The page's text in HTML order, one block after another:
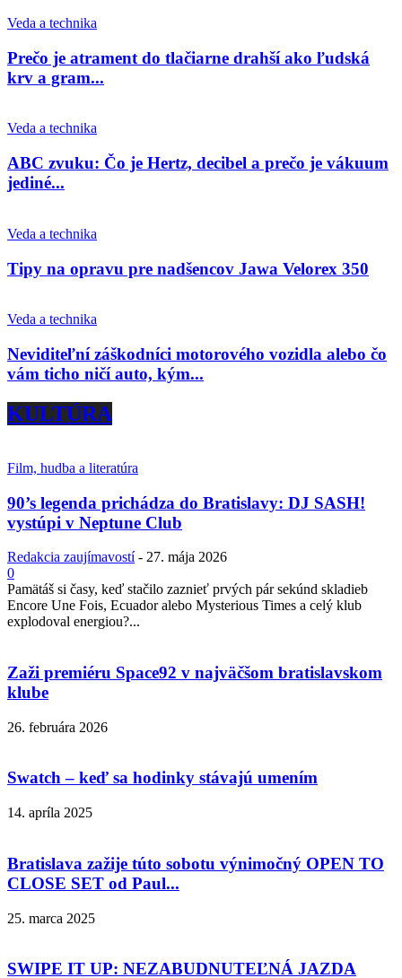
Veda a technika
Prečo je atrament do tlačiarne drahší ako ľudská
krv a gram...
Veda a technika
ABC zvuku: Čo je Hertz, decibel a prečo je vákuum
jediné...
Veda a technika
Tipy na opravu pre nadšencov Jawa Velorex 350
Veda a technika
Neviditeľní záškodníci motorového vozidla alebo čo
vám ticho ničí auto, kým...
KULTÚRA
Film, hudba a literatúra
90’s legenda prichádza do Bratislavy: DJ SASH!
vystúpi v Neptune Club
Redakcia zaujímavostí - 27. mája 2026
0
Pamätáš si časy, keď stačilo zaznieť prvých pár sekúnd skladieb
Encore Une Fois, Ecuador alebo Mysterious Times a celý klub
explodoval energiou?...
Zaži premiéru Space92 v najväčšom bratislavskom
klube
26. februára 2026
Swatch – keď sa hodinky stávajú umením
14. apríla 2025
Bratislava zažije túto sobotu výnimočný OPEN TO
CLOSE SET od Paul...
25. marca 2025
SWIPE IT UP: NEZABUDNUTEĽNÁ JAZDA